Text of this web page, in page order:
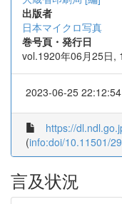
出版者
日本マイクロ写真
巻号頁・発行日
vol.1920年06月25日,
2023-06-25 22:12:54
https://
(info:doi/10.11501/
言及状況